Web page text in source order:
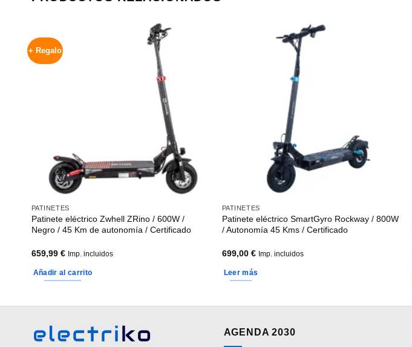
+ Regalo
PATINETES
Patinete eléctrico Zwhell ZRino / 600W /
Negro / 45 Km de autonomía / Certificado
659,99 € Imp. incluidos
Añadir al carrito
PATINETES
Patinete eléctrico SmartGyro Rockway / 800W
/ Autonomía 45 Kms / Certificado
699,00 € Imp. incluidos
Leer más
AGENDA 2030